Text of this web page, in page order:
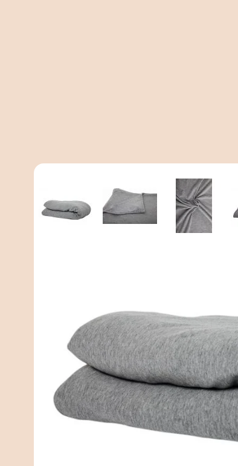
View larger image
View
Een zacht en koelende Bamboe Hoes voor
onder ons. De hoes is ook uitermate
hoes reguleert de warmte van je lichaam, je
Deze hoes past op alle Simply Cosy